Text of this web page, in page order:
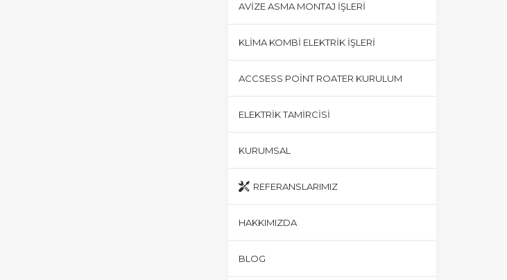
AVIZE ASMA MONTAJ İŞLERI
KLIMA KOMBI ELEKTRIK İŞLERI
ACCSESS POINT ROATER KURULUM
ELEKTRIK TAMIRCISI
KURUMSAL
REFERANSLARIMIZ
HAKKIMIZDA
BLOG